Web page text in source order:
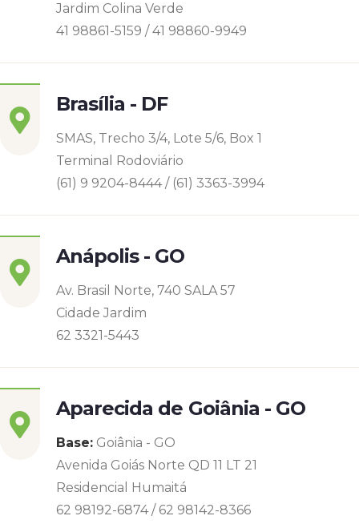
Jardim Colina Verde
41 98861-5159 / 41 98860-9949
Brasília - DF
SMAS, Trecho 3/4, Lote 5/6, Box 1
Terminal Rodoviário
(61) 9 9204-8444 / (61) 3363-3994
Anápolis - GO
Av. Brasil Norte, 740 SALA 57
Cidade Jardim
62 3321-5443
Aparecida de Goiânia - GO
Base: Goiânia - GO
Avenida Goiás Norte QD 11 LT 21
Residencial Humaitá
62 98192-6874 / 62 98142-8366